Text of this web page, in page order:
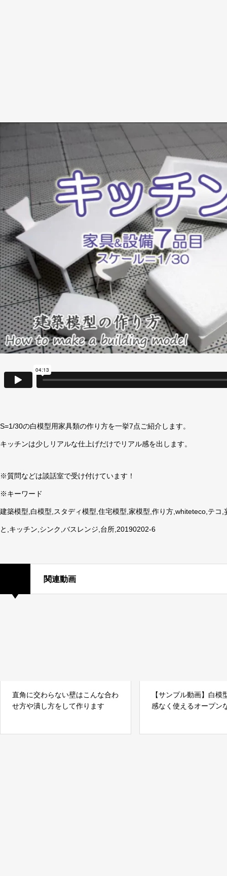
S=1/30の白模型用家具類の作り方を一挙7点ご紹介します。
キッチンは少しリアルな仕上げだけでリアル感を出します。
※質問などは談話室で受け付けています！
※キーワード
建築模型,白模型,スタディ模型,住宅模型,家模型,作り方,whiteteco,テ
と,キッチン,シンク,バスレンジ,台所,20190202-6
関連動画
直角に交わらない壁はこんな合わ
せ方や潰し方をして作ります
【サンプル動画】白模
感なく使えるオープン